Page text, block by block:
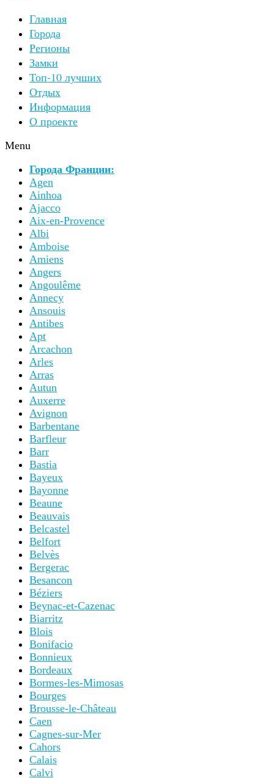
Главная
Города
Регионы
Замки
Топ-10 лучших
Отдых
Информация
О проекте
Menu
Города Франции:
Agen
Ainhoa
Ajacco
Aix-en-Provence
Albi
Amboise
Amiens
Angers
Angoulême
Annecy
Ansouis
Antibes
Apt
Arcachon
Arles
Arras
Autun
Auxerre
Avignon
Barbentane
Barfleur
Barr
Bastia
Bayeux
Bayonne
Beaune
Beauvais
Belcastel
Belfort
Belvès
Bergerac
Besancon
Béziers
Beynac-et-Cazenac
Biarritz
Blois
Bonifacio
Bonnieux
Bordeaux
Bormes-les-Mimosas
Bourges
Brousse-le-Château
Caen
Cagnes-sur-Mer
Cahors
Calais
Calvi